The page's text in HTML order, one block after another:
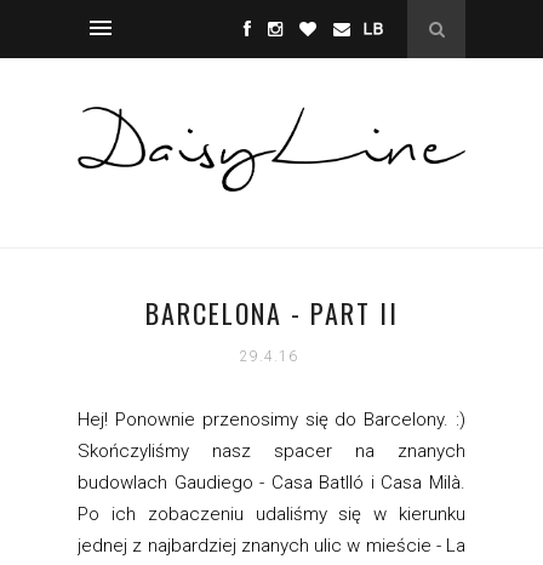
BARCELONA - PART II
29.4.16
Hej! Ponownie przenosimy się do Barcelony. :)
Skończyliśmy nasz spacer na znanych
budowlach Gaudiego - Casa Batlló i Casa Milà.
Po ich zobaczeniu udaliśmy się w kierunku
jednej z najbardziej znanych ulic w mieście - La